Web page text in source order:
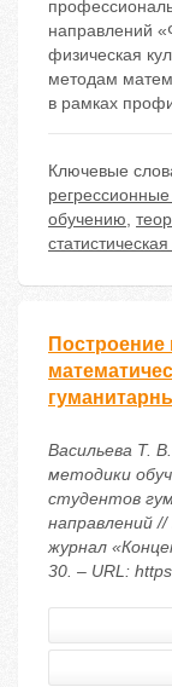
направлений
физическая
методам
в рамках
Ключевые
обучению,
Построение
Васильева Т.
методики
студентов
направлений
журнал
30. – URL: